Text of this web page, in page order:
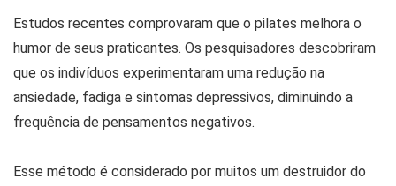
Estudos recentes comprovaram que o pilates melhora o
humor de seus praticantes. Os pesquisadores descobriram
que os indivíduos experimentaram uma redução na
ansiedade, fadiga e sintomas depressivos, diminuindo a
frequência de pensamentos negativos.
Esse método é considerado por muitos um destruidor do